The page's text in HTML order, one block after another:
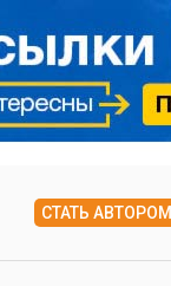
СТАТЬ АВТОРОМ